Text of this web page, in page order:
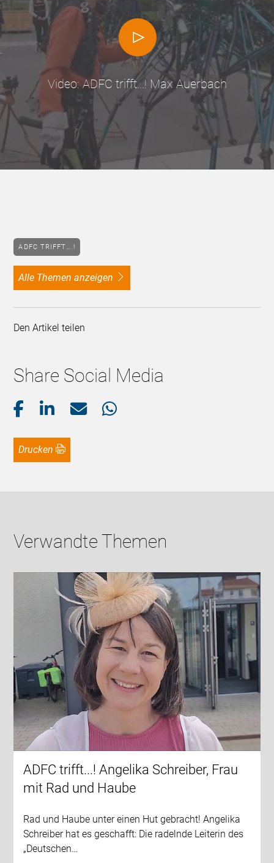
Video: ADFC trifft...! Max Auerbach
ADFC TRIFFT….!
alle Themen anzeigen
Den Artikel teilen
Share Social Media
Drucken
Verwandte Themen
ADFC trifft...! Angelika Schreiber, Frau
mit Rad und Haube
Rad und Haube unter einen Hut gebracht! Angelika
Schreiber hat es geschafft: Die radelnde Leiterin des
„Deutschen…